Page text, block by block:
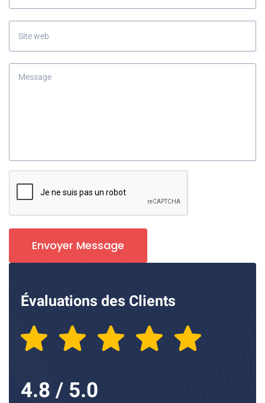
Envoyer Message
Évaluations des Clients
4.8 / 5.0